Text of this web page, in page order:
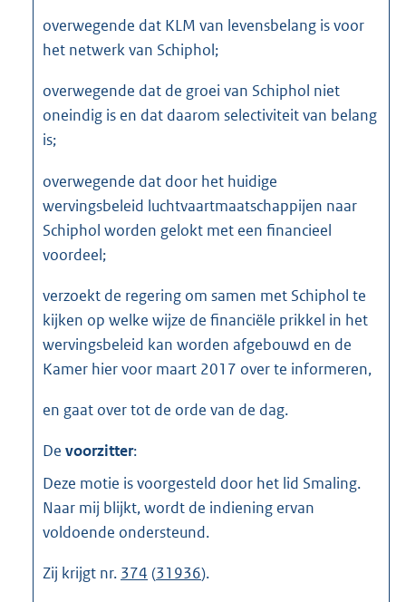
overwegende dat KLM van levensbelang is voor
het netwerk van Schiphol;
overwegende dat de groei van Schiphol niet
oneindig is en dat daarom selectiviteit van belang
is;
overwegende dat door het huidige
wervingsbeleid luchtvaartmaatschappijen naar
Schiphol worden gelokt met een financieel
voordeel;
verzoekt de regering om samen met Schiphol te
kijken op welke wijze de financiële prikkel in het
wervingsbeleid kan worden afgebouwd en de
Kamer hier voor maart 2017 over te informeren,
en gaat over tot de orde van de dag.
De voorzitter:
Deze motie is voorgesteld door het lid Smaling.
Naar mij blijkt, wordt de indiening ervan
voldoende ondersteund.
Zij krijgt nr. 374 (31936).